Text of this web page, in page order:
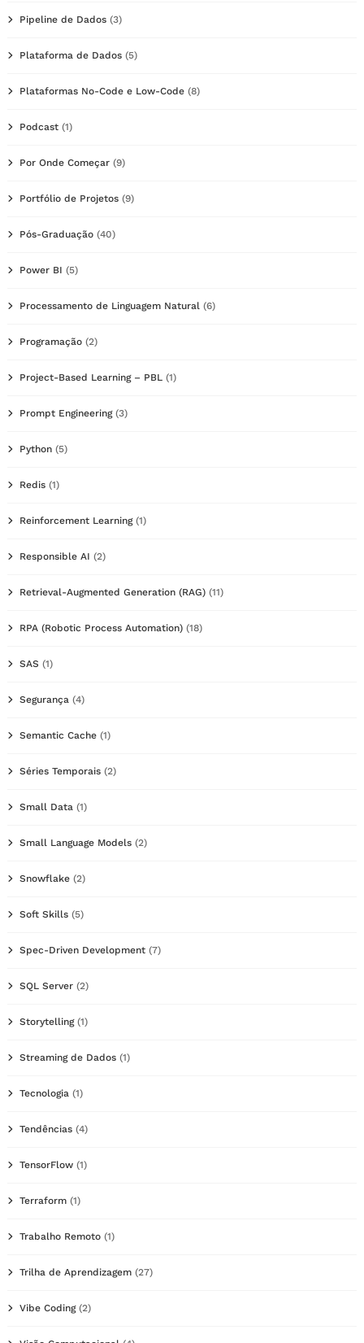
Pipeline de Dados (3)
Plataforma de Dados (5)
Plataformas No-Code e Low-Code (8)
Podcast (1)
Por Onde Começar (9)
Portfólio de Projetos (9)
Pós-Graduação (40)
Power BI (5)
Processamento de Linguagem Natural (6)
Programação (2)
Project-Based Learning – PBL (1)
Prompt Engineering(3)
Python (5)
Redis (1)
Reinforcement Learning(1)
Responsible AI (2)
Retrieval-Augmented Generation (RAG) (11)
RPA (Robotic Process Automation) (18)
SAS (1)
Segurança (4)
Semantic Cache (1)
Séries Temporais (2)
Small Data (1)
Small Language Models (2)
Snowflake (2)
Soft Skills (5)
Spec-Driven Development (7)
SQL Server (2)
Storytelling(1)
Streaming de Dados (1)
Tecnologia (1)
Tendências (4)
TensorFlow (1)
Terraform (1)
Trabalho Remoto (1)
Trilha de Aprendizagem (27)
Vibe Coding(2)